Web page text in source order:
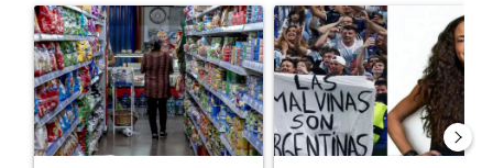
Un artículo de tendencia con el título "La inflación en CABA
Un artículo de tendencia con